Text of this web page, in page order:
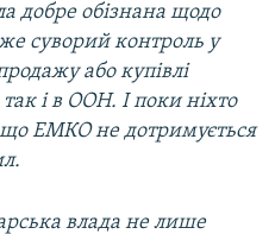
добре обізнана щодо
суворий контроль у
або купівлі
і в ООН. І поки ніхто
що ЕМКО не дотримується
влада не лише